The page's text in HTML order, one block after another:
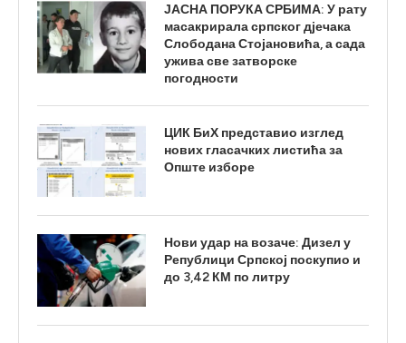
ЈАСНА ПОРУКА СРБИМА: У рату
масакрирала српског дјечака
Слободана Стојановића, а сада
ужива све затворске
погодности
ЦИК БиХ представио изглед
нових гласачких листића за
Опште изборе
Нови удар на возаче: Дизел у
Републици Српској поскупио и
до 3,42 КМ по литру